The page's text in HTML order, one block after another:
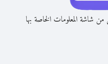
شاشة المعلومات الخاصة بها